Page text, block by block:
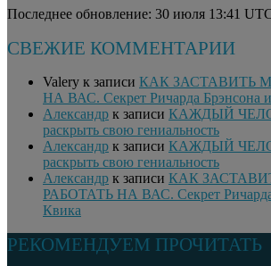
Последнее обновление: 30 июля 13:41
СВЕЖИЕ КОММЕНТАРИИ
Valery к записи КАК ЗАСТАВИТЬ
НА ВАС. Секрет Ричарда Брэнсона
Александр к записи КАЖДЫЙ
раскрыть свою гениальность
Александр к записи КАЖДЫЙ
раскрыть свою гениальность
Александр к записи КАК
РАБОТАТЬ НА ВАС. Секрет
Квика
РЕКОМЕНДУЕМ ПРОЧИТАТЬ